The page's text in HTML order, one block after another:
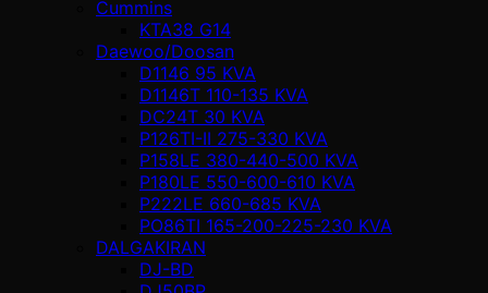
Cummins
KTA38 G14
Daewoo/Doosan
D1146 95 KVA
D1146T 110-135 KVA
DC24T 30 KVA
P126TI-II 275-330 KVA
P158LE 380-440-500 KVA
P180LE 550-600-610 KVA
P222LE 660-685 KVA
PO86TI 165-200-225-230 KVA
DALGAKIRAN
DJ-BD